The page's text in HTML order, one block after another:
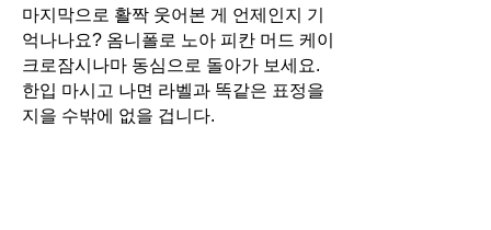
마지막으로 활짝 웃어본 게 언제인지 기
억나나요? 옴니폴로 노아 피칸 머드 케이
크로잠시나마 동심으로 돌아가 보세요.
한입 마시고 나면 라벨과 똑같은 표정을
지을 수밖에 없을 겁니다.